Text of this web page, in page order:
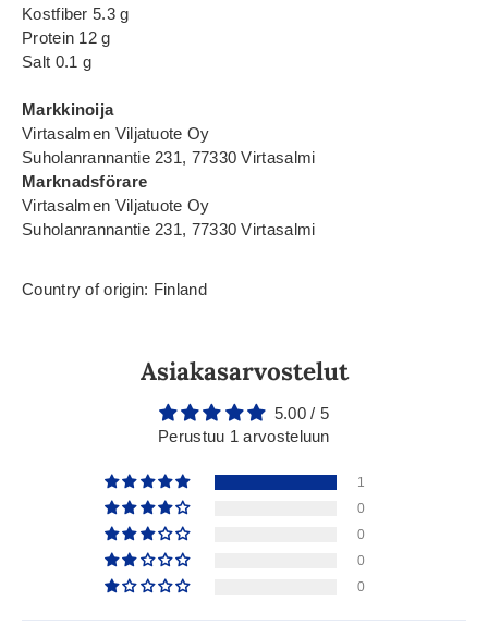
Kostfiber 5.3 g
Protein 12 g
Salt 0.1 g
Markkinoija
Virtasalmen Viljatuote Oy
Suholanrannantie 231, 77330 Virtasalmi
Marknadsförare
Virtasalmen Viljatuote Oy
Suholanrannantie 231, 77330 Virtasalmi
Country of origin: Finland
Asiakasarvostelut
5.00 / 5
Perustuu 1 arvosteluun
1
0
0
0
0